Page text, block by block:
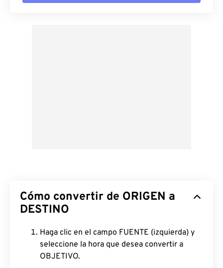
Cómo convertir de ORIGEN a
DESTINO
Haga clic en el campo FUENTE (izquierda) y
seleccione la hora que desea convertir a
OBJETIVO.